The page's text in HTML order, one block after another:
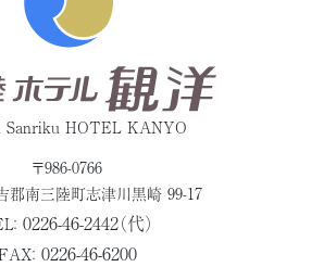
Sanriku HOTEL KANYO
〒986-0766
郡南三陸町志津川黒崎 99-17
： 0226-46-2442（代）
： 0226-46-6200